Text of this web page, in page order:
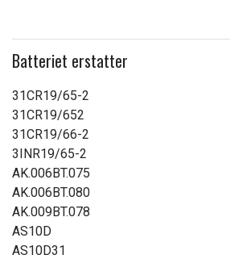
Batteriet erstatter
31CR19/65-2
31CR19/652
31CR19/66-2
3INR19/65-2
AK.006BT.075
AK.006BT.080
AK.009BT.078
AS10D
AS10D31